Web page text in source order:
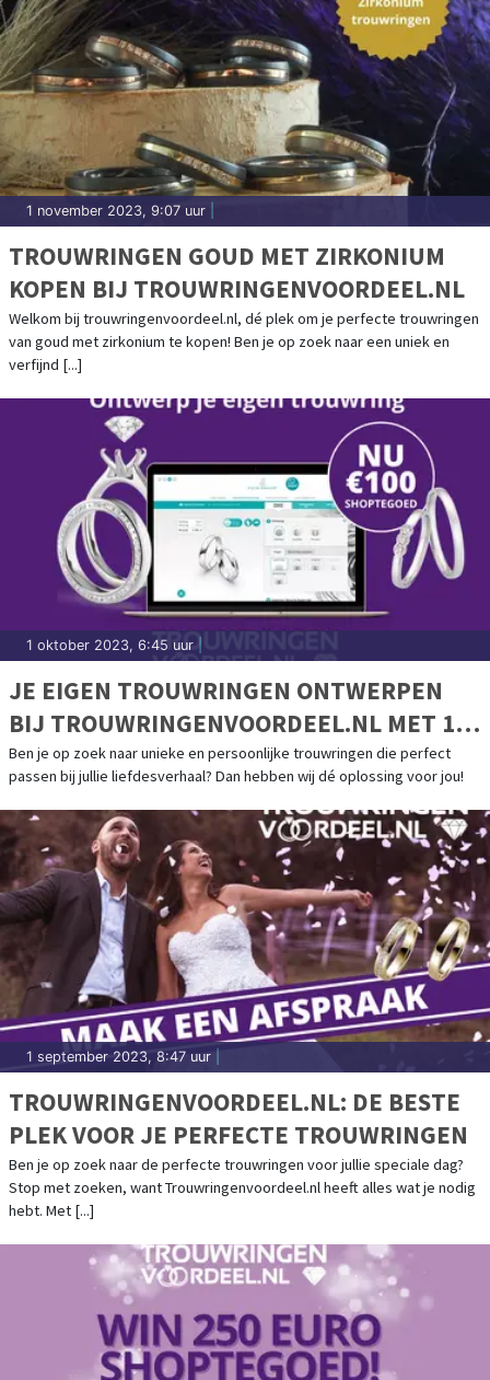
1 november 2023, 9:07 uur
TROUWRINGEN GOUD MET ZIRKONIUM
KOPEN BIJ TROUWRINGENVOORDEEL.NL
Welkom bij trouwringenvoordeel.nl, dé plek om je perfecte trouwringen
van goud met zirkonium te kopen! Ben je op zoek naar een uniek en
verfijnd [...]
1 oktober 2023, 6:45 uur
JE EIGEN TROUWRINGEN ONTWERPEN
BIJ TROUWRINGENVOORDEEL.NL MET 100
EURO SHOPTEGOED
Ben je op zoek naar unieke en persoonlijke trouwringen die perfect
passen bij jullie liefdesverhaal? Dan hebben wij dé oplossing voor jou!
1 september 2023, 8:47 uur
TROUWRINGENVOORDEEL.NL: DE BESTE
PLEK VOOR JE PERFECTE TROUWRINGEN
Ben je op zoek naar de perfecte trouwringen voor jullie speciale dag?
Stop met zoeken, want Trouwringenvoordeel.nl heeft alles wat je nodig
hebt. Met [...]